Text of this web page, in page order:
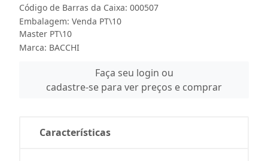
Código de Barras da Caixa: 000507
Embalagem: Venda PT\10
Master PT\10
Marca: BACCHI
Faça seu login ou
cadastre-se para ver preços e comprar
Características